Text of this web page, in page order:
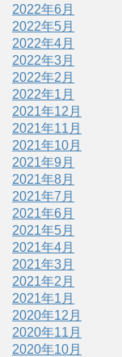
2022年6月
2022年5月
2022年4月
2022年3月
2022年2月
2022年1月
2021年12月
2021年11月
2021年10月
2021年9月
2021年8月
2021年7月
2021年6月
2021年5月
2021年4月
2021年3月
2021年2月
2021年1月
2020年12月
2020年11月
2020年10月